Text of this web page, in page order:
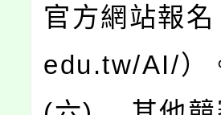
官方網站報
edu.tw/AI/）